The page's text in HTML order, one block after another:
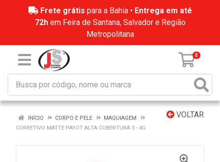
Frete grátis para a Bahia • Entrega em até
72hem Feira de Santana, Salvador e Região
Metropolitana
0
VOLTAR
INÍCIO CORPO E PELE
MAQUIAGEM
CORRETIVO MATTE PAYOT ALTA COBERTURA 5 - 4G